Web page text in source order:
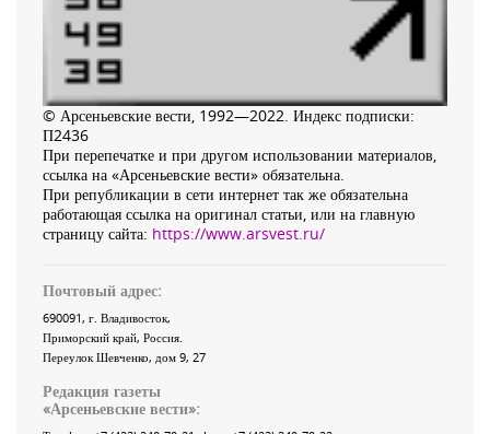
© Арсеньевские вести, 1992—2022. Индекс подписки:
П2436
При перепечатке и при другом использовании материалов,
ссылка на «Арсеньевские вести» обязательна.
При републикации в сети интернет так же обязательна
работающая ссылка на оригинал статьи, или на главную
страницу сайта: https://www.arsvest.ru/
Почтовый адрес:
690091, г. Владивосток,
Приморский край, Россия
Переулок Шевченко, дом 9, 27
Редакция газеты
«Арсеньевские вести»: